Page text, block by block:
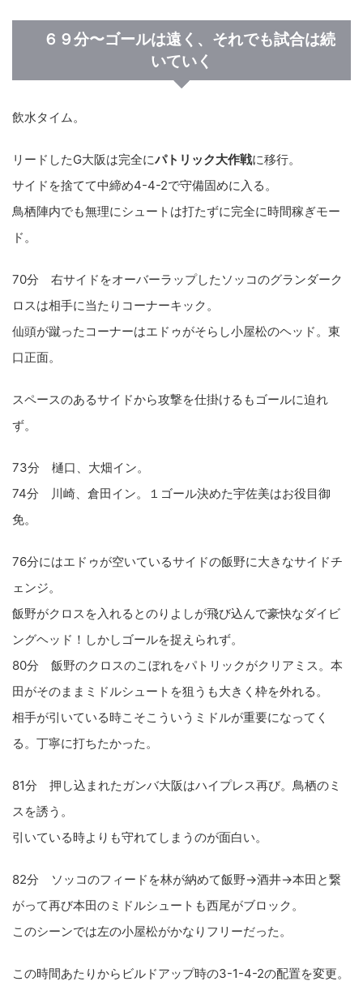
６９分〜ゴールは遠く、それでも試合は続
いていく
飲水タイム。
リードしたG大阪は完全にパトリック大作戦に移行。
サイドを捨てて中締め4-4-2で守備固めに入る。
鳥栖陣内でも無理にシュートは打たずに完全に時間稼ぎモー
ド。
70分 右サイドをオーバーラップしたソッコのグランダーク
ロスは相手に当たりコーナーキック。
仙頭が蹴ったコーナーはエドゥがそらし小屋松のヘッド。東
口正面。
スペースのあるサイドから攻撃を仕掛けるもゴールに迫れ
ず。
73分 樋口、大畑イン。
74分 川崎、倉田イン。１ゴール決めた宇佐美はお役目御
免。
76分にはエドゥが空いているサイドの飯野に大きなサイドチ
ェンジ。
飯野がクロスを入れるとのりよしが飛び込んで豪快なダイビ
ングヘッド！しかしゴールを捉えられず。
80分 飯野のクロスのこぼれをパトリックがクリアミス。本
田がそのままミドルシュートを狙うも大きく枠を外れる。
相手が引いている時こそこういうミドルが重要になってく
る。丁寧に打ちたかった。
81分 押し込まれたガンバ大阪はハイプレス再び。鳥栖のミ
スを誘う。
引いている時よりも守れてしまうのが面白い。
82分 ソッコのフィードを林が納めて飯野→酒井→本田と繋
がって再び本田のミドルシュートも西尾がブロック。
このシーンでは左の小屋松がかなりフリーだった。
この時間あたりからビルドアップ時の3-1-4-2の配置を変更。